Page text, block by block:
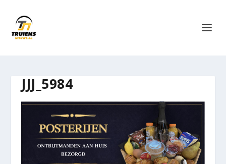
JJJ_5984